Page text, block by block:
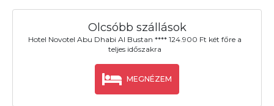
Olcsóbb szállások
Hotel Novotel Abu Dhabi Al Bustan **** 124.900 Ft két főre a
teljes időszakra
MEGNÉZEM